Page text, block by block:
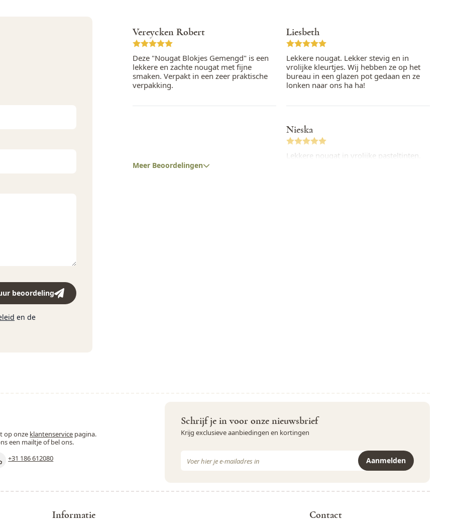
beoordeling
en de
Vereycken Robert
Deze "Nougat Blokjes Gemengd" is een
lekkere en zachte nougat met fijne
smaken. Verpakt in een zeer praktische
verpakking.
Liesbeth
Lekkere nougat. Lekker stevig en in
vrolijke kleurtjes. Wij hebben ze op het
bureau in een glazen pot gedaan en ze
lonken naar ons ha ha!
Nieska
Lekkere nougat in vrolijke pasteltinten.
Meer Beoordelingen
op onze klantenservice pagina.
een mailtje of bel ons.
+31 186 612080
Schrijf je in voor onze nieuwsbrief
Krijg exclusieve aanbiedingen en kortingen
Aanmelden
Informatie Contact